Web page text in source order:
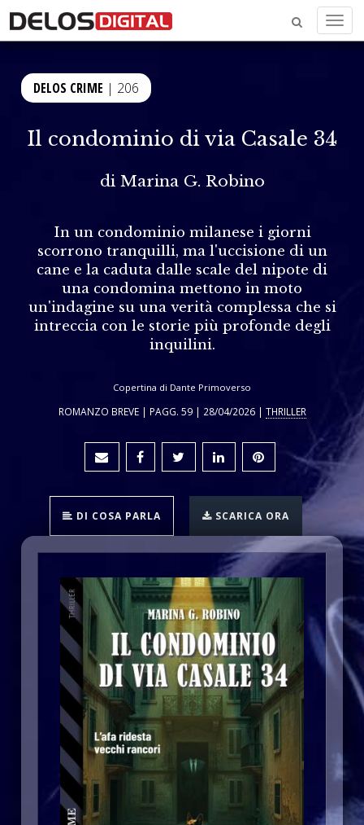
Menu
DELOS CRIME | 206
Il condominio di via Casale 34
di Marina G. Robino
In un condominio milanese i giorni
scorrono tranquilli, ma l'uccisione di un
cane e la caduta dalle scale del nipote di
una condomina mettono in moto
un'indagine su una verità complessa che si
intreccia con le storie più profonde degli
inquilini.
Copertina di Dante Primoverso
ROMANZO BREVE | PAGG. 59 | 28/04/2026 | THRILLER
DI COSA PARLA SCARICA ORA